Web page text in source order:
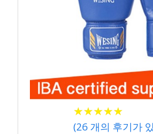
★★★★★
★★★★★
(26 개의 후기가